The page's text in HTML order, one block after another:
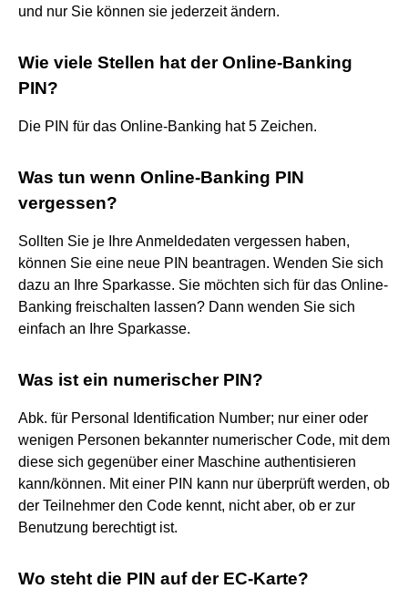
und nur Sie können sie jederzeit ändern.
Wie viele Stellen hat der Online-Banking
PIN?
Die PIN für das Online-Banking hat 5 Zeichen.
Was tun wenn Online-Banking PIN
vergessen?
Sollten Sie je Ihre Anmeldedaten vergessen haben,
können Sie eine neue PIN beantragen. Wenden Sie sich
dazu an Ihre Sparkasse. Sie möchten sich für das Online-
Banking freischalten lassen? Dann wenden Sie sich
einfach an Ihre Sparkasse.
Was ist ein numerischer PIN?
Abk. für Personal Identification Number; nur einer oder
wenigen Personen bekannter numerischer Code, mit dem
diese sich gegenüber einer Maschine authentisieren
kann/können. Mit einer PIN kann nur überprüft werden, ob
der Teilnehmer den Code kennt, nicht aber, ob er zur
Benutzung berechtigt ist.
Wo steht die PIN auf der EC-Karte?